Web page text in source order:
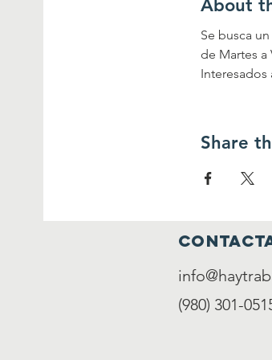
About
Se busca
de Martes a
Interesados
Share
(980) 301-